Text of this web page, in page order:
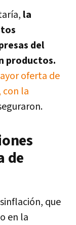
la
del
productos.
oferta de
la
de
que
en la